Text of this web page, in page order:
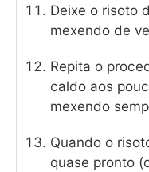
Deixe o risoto
mexendo de
Repita o
caldo aos
mexendo
Quando o
quase pronto